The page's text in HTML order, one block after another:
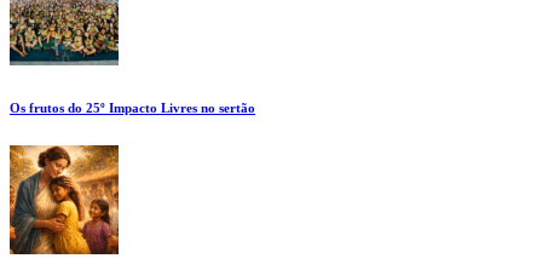
Os frutos do 25º Impacto Livres no sertão